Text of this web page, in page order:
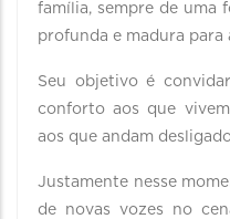
família, sempre de uma
profunda e madura para
Seu objetivo é
conforto aos que
aos que andam
Justamente nesse
de novas vozes no